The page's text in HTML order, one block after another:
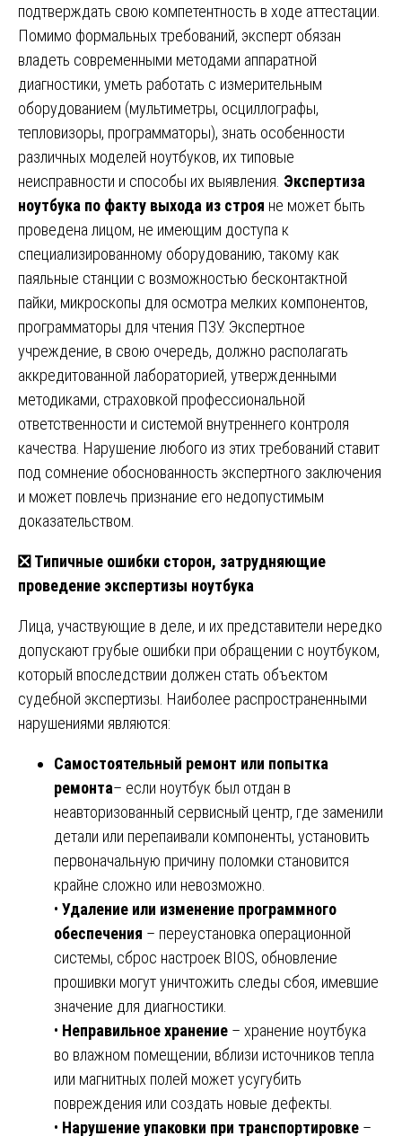
подтверждать свою компетентность в ходе аттестации.
Помимо формальных требований, эксперт обязан
владеть современными методами аппаратной
диагностики, уметь работать с измерительным
оборудованием (мультиметры, осциллографы,
тепловизоры, программаторы), знать особенности
различных моделей ноутбуков, их типовые
неисправности и способы их выявления. Экспертиза
ноутбука по факту выхода из строя не может быть
проведена лицом, не имеющим доступа к
специализированному оборудованию, такому как
паяльные станции с возможностью бесконтактной
пайки, микроскопы для осмотра мелких компонентов,
программаторы для чтения ПЗУ. Экспертное
учреждение, в свою очередь, должно располагать
аккредитованной лабораторией, утвержденными
методиками, страховкой профессиональной
ответственности и системой внутреннего контроля
качества. Нарушение любого из этих требований ставит
под сомнение обоснованность экспертного заключения
и может повлечь признание его недопустимым
доказательством.
❎Типичные ошибки сторон, затрудняющие
проведение экспертизы ноутбука
Лица, участвующие в деле, и их представители нередко
допускают грубые ошибки при обращении с ноутбуком,
который впоследствии должен стать объектом
судебной экспертизы. Наиболее распространенными
нарушениями являются:
Самостоятельный ремонт или попытка
ремонта– если ноутбук был отдан в
неавторизованный сервисный центр, где заменили
детали или перепаивали компоненты, установить
первоначальную причину поломки становится
крайне сложно или невозможно.
• Удаление или изменение программного
обеспечения – переустановка операционной
системы, сброс настроек BIOS, обновление
прошивки могут уничтожить следы сбоя, имевшие
значение для диагностики.
• Неправильное хранение – хранение ноутбука
во влажном помещении, вблизи источников тепла
или магнитных полей может усугубить
повреждения или создать новые дефекты.
• Нарушение упаковки при транспортировке –